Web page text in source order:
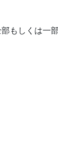
もしくは一